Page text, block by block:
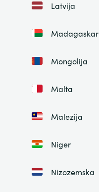
Latvija
Madagaskar
Mongolija
Malta
Malezija
Niger
Nizozemska